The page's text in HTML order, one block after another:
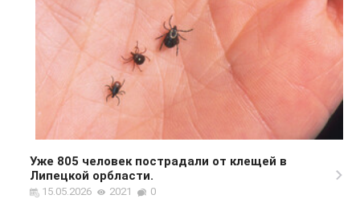
Уже 805 человек пострадали от клещей в
Липецкой орбласти.
15.05.2026 2021 0